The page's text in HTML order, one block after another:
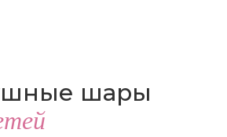
шары